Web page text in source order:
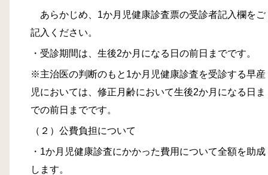
あらかじめ、1か月児健康診査票の受診者記入欄をご
記入ください。
・受診期間は、生後2か月になる日の前日までです。
※主治医の判断のもと1か月児健康診査を受診する早産
児においては、修正月齢において生後2か月になる日ま
での前日までです。
（２）公費負担について
・1か月児健康診査にかかった費用について全額を助成
します。